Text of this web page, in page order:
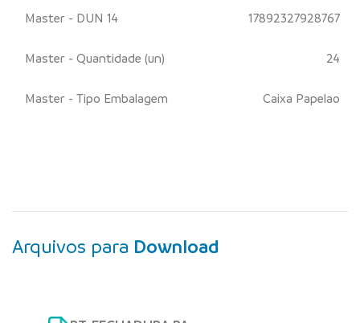
Master - DUN 14 17892327928767
Master - Quantidade (un) 24
Master - Tipo Embalagem Caixa Papelao
Arquivos para Download